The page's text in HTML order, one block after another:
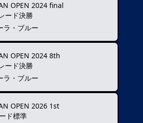
OPEN 2024 final
ード決勝
ラ・ブルー
OPEN 2024 8th
ード決勝
ラ・ブルー
OPEN 2026 1st
ド標準